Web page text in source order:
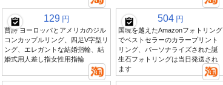
129 円
曹詩 ヨーロッパとアメリカのジル
コンカップルリング、四足V字型リ
ング、エレガントな結婚指輪、結
婚式用人差し指女性用指輪
504 円
国境を越えたAmazonフォトリング
でベストセラーのカラープリント
リング、パーソナライズされた誕
生石フォトリングは当日発送され
ます